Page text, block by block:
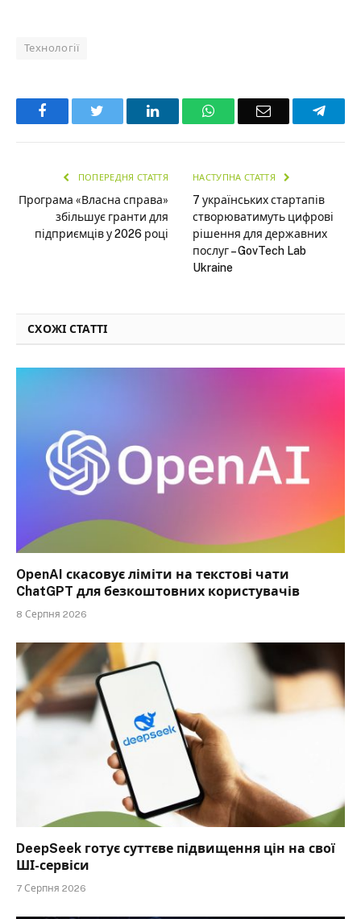
Технології
Facebook LinkedInWhatsAppEmail
ПОПЕРЕДНЯ СТАТТЯ
Програма «Власна справа»
збільшує гранти для
підприємців у 2026 році
НАСТУПНА СТАТТЯ
7 українських стартапів
створюватимуть цифрові
рішення для державних
послуг – GovTech Lab
Ukraine
СХОЖІ СТАТТІ
OpenAI скасовує ліміти на текстові чати
ChatGPT для безкоштовних користувачів
8 Серпня 2026
DeepSeek готує суттєве підвищення цін на свої
ШІ-сервіси
7 Серпня 2026